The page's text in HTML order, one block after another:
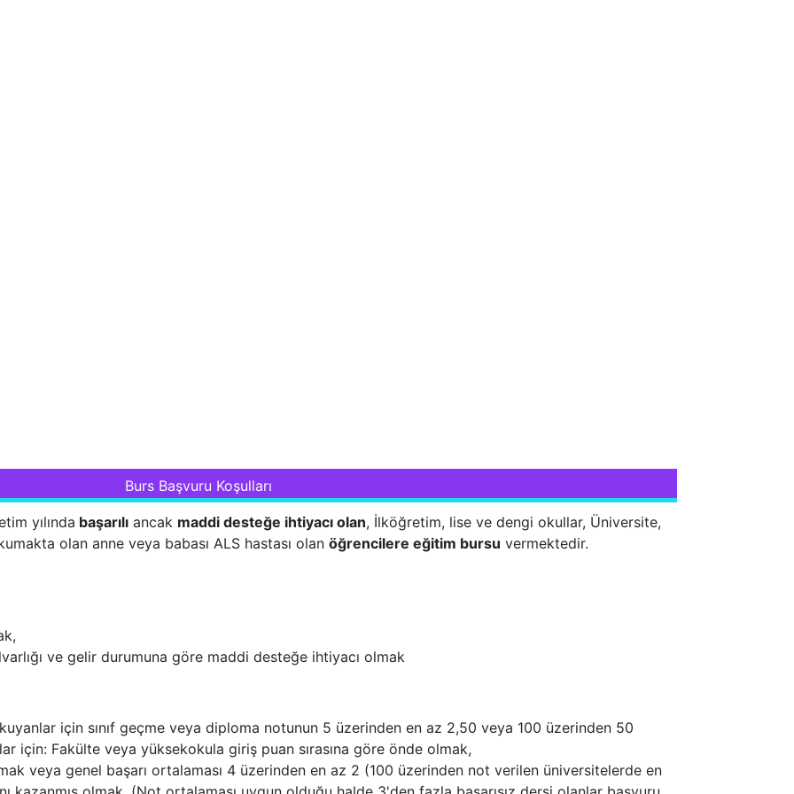
Burs Başvuru Koşulları
yılında başarılı ancak maddi desteğe ihtiyacı olan, İlköğretim, lise ve dengi okullar, Üniversite,
olan anne veya babası ALS hastası olan öğrencilere eğitim bursu vermektedir.
ve gelir durumuna göre maddi desteğe ihtiyacı olmak
için sınıf geçme veya diploma notunun 5 üzerinden en az 2,50 veya 100 üzerinden 50
için: Fakülte veya yüksekokula giriş puan sırasına göre önde olmak,
veya genel başarı ortalaması 4 üzerinden en az 2 (100 üzerinden not verilen üniversitelerde en